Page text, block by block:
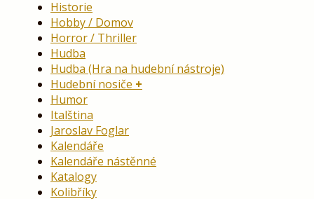
Historie
Hobby / Domov
Horror / Thriller
Hudba
Hudba (Hra na hudební nástroje)
Hudební nosiče
Humor
Italština
Jaroslav Foglar
Kalendáře
Kalendáře nástěnné
Katalogy
Kolibříky